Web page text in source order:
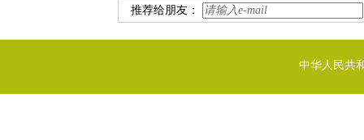
推荐给朋友：
中华人民共